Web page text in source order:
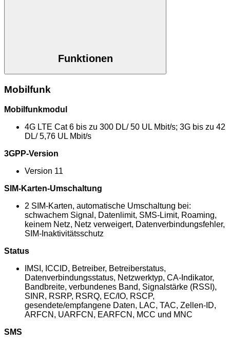
Funktionen
Mobilfunk
Mobilfunkmodul
4G LTE Cat 6 bis zu 300 DL/ 50 UL Mbit/s; 3G bis zu 42
DL/ 5,76 UL Mbit/s
3GPP-Version
Version 11
SIM-Karten-Umschaltung
2 SIM-Karten, automatische Umschaltung bei:
schwachem Signal, Datenlimit, SMS-Limit, Roaming,
keinem Netz, Netz verweigert, Datenverbindungsfehler,
SIM-Inaktivitätsschutz
Status
IMSI, ICCID, Betreiber, Betreiberstatus,
Datenverbindungsstatus, Netzwerktyp, CA-Indikator,
Bandbreite, verbundenes Band, Signalstärke (RSSI),
SINR, RSRP, RSRQ, EC/IO, RSCP,
gesendete/empfangene Daten, LAC, TAC, Zellen-ID,
ARFCN, UARFCN, EARFCN, MCC und MNC
SMS